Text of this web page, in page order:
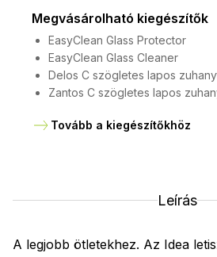
Megvásárolható kiegészítők
EasyClean Glass Protector
EasyClean Glass Cleaner
Delos C szögletes lapos
Zantos C szögletes lapos
Tovább a kiegészítőkhöz
Leírás
A legjobb ötletekhez. Az Idea